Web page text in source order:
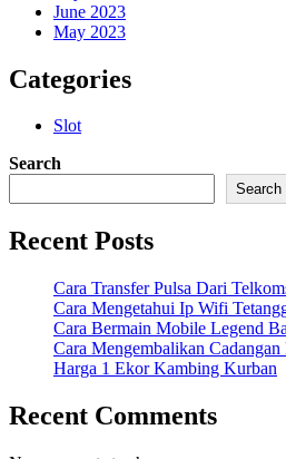
June 2023
May 2023
Categories
Slot
Search
Search
Recent Posts
Cara Transfer Pulsa Dari
Cara Mengetahui Ip Wifi
Cara Bermain Mobile Legend
Cara Mengembalikan Cadangan
Harga 1 Ekor Kambing Kurban
Recent Comments